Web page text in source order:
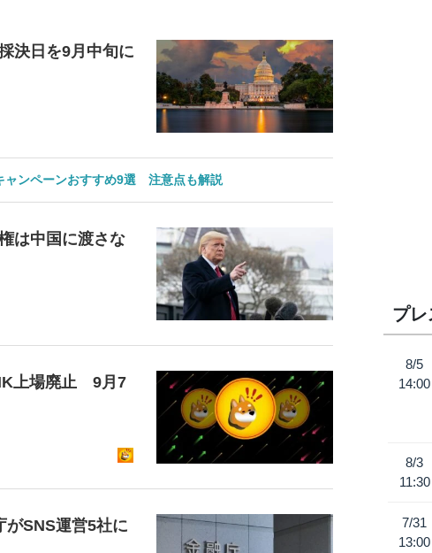
決日を9月中旬に
ャンペーンおすすめ9選 注意点も解説
は中国に渡さな
上場廃止 9月7
がSNS運営5社に
プレ
8/5
14:00
8/3
11:30
7/31
13:00